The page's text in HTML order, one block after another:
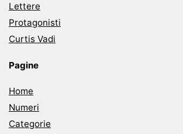
Lettere
Protagonisti
Curtis Vadi
Pagine
Home
Numeri
Categorie